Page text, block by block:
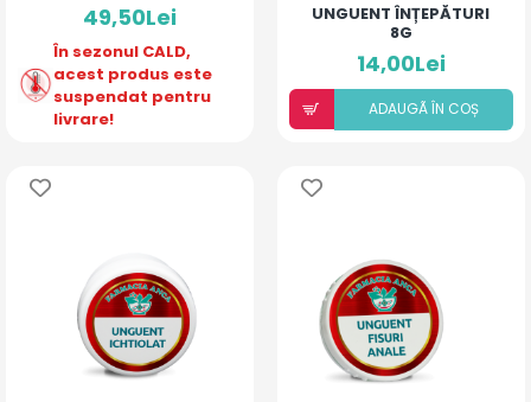
49,50Lei
În sezonul CALD,
acest produs este
suspendat pentru
livrare!
UNGUENT ÎNȚEPĂTURI
8G
14,00Lei
ADAUGÃ ÎN COȘ